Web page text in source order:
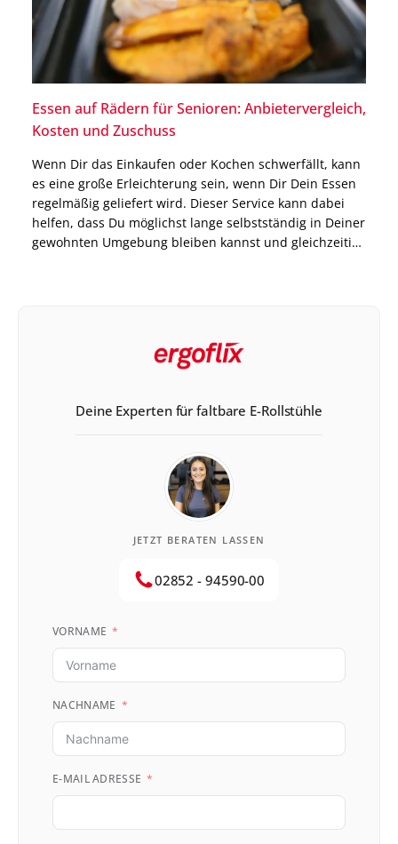
Essen auf Rädern für Senioren: Anbietervergleich,
Kosten und Zuschuss
Wenn Dir das Einkaufen oder Kochen schwerfällt, kann
es eine große Erleichterung sein, wenn Dir Dein Essen
regelmäßig geliefert wird. Dieser Service kann dabei
helfen, dass Du möglichst lange selbstständig in Deiner
gewohnten Umgebung bleiben kannst und gleichzeitig
Deine Experten für faltbare E-Rollstühle
JETZT BERATEN LASSEN
02852 - 94590-00
VORNAME
NACHNAME
E-MAIL ADRESSE